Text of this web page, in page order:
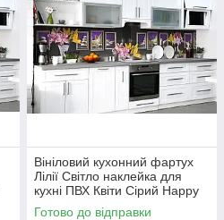
Вініловий кухонний фартух
Лілії Світло наклейка для
кухні ПВХ Квіти Сірий Happy
Pocket Z181706
Готово до відправки